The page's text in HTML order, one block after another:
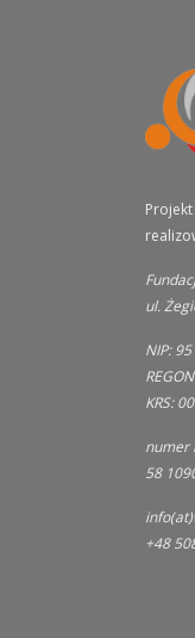
ul.
NIP:
KRS:
numer
58
+48